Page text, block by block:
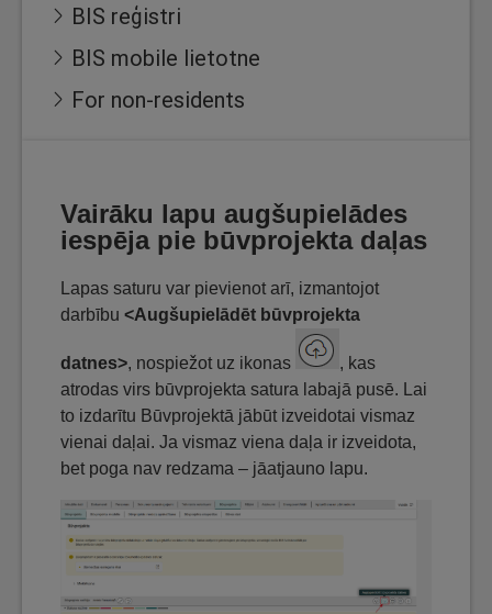
BIS reģistri
BIS mobile lietotne
For non-residents
Vairāku lapu augšupielādes
iespēja pie būvprojekta daļas
Lapas saturu var pievienot arī, izmantojot
darbību <Augšupielādēt būvprojekta
datnes>, nospiežot uz ikonas
, kas
atrodas virs būvprojekta satura labajā pusē. Lai
to izdarītu Būvprojektā jābūt izveidotai vismaz
vienai daļai. Ja vismaz viena daļa ir izveidota,
bet poga nav redzama – jāatjauno lapu.